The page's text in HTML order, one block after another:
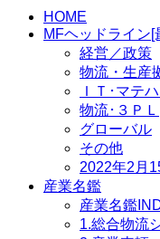
HOME
MFヘッドライン[
経営／政策
物流・生産
ＩＴ･マテ
物流･３ＰＬ
グローバル
その他
2022年2月
産業名鑑
産業名鑑
1.総合物流